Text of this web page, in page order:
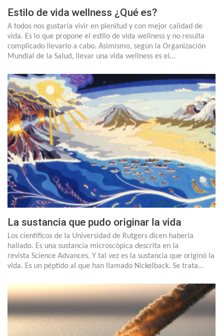
Estilo de vida wellness ¿Qué es?
A todos nos gustaría vivir en plenitud y con mejor calidad de
vida. Es lo que propone el estilo de vida wellness y no resulta
complicado llevarlo a cabo. Asimismo, según la Organización
Mundial de la Salud, llevar una vida wellness es el…
La sustancia que pudo originar la vida
Los científicos de la Universidad de Rutgers dicen haberla
hallado. Es una sustancia microscópica descrita en la
revista Science Advances. Y tal vez es la sustancia que originó la
vida. Es un péptido al que han llamado Nickelback. Se trata…